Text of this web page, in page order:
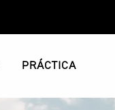
PRÁCTICA